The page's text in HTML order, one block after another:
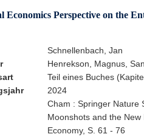
Economics Perspective on the
Schnellenbach, Jan
Henrekson, Magnus,
Teil eines Buches
2024
Cham : Springer Nature
Moonshots and the
Economy, S. 61 - 76